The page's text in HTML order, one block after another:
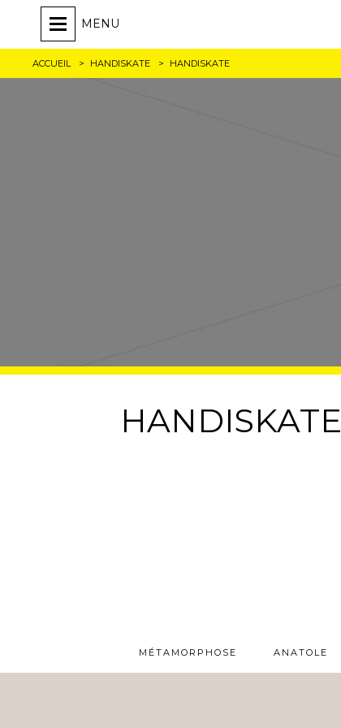
MENU
ACCUEIL HANDISKATE HANDISKATE
HANDISKATE
MÉTAMORPHOSE ANATOLE